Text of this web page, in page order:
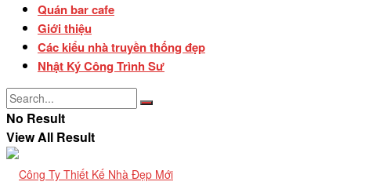
Quán bar cafe
Giới thiệu
Các kiểu nhà truyền thống đẹp
Nhật Ký Công Trình Sư
No Result
View All Result